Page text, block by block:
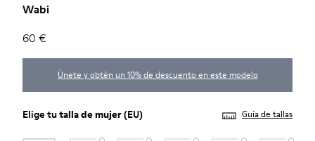
Wabi
60 €
Únete y obtén un 10% de descuento en este modelo
Elige tutalla de mujer(EU) Guía de tallas